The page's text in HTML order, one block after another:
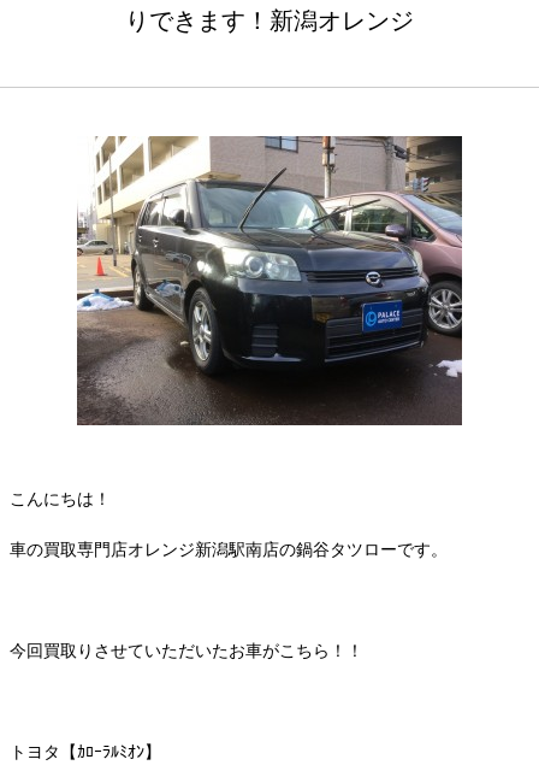
りできます！新潟オレンジ
こんにちは！
車の買取専門店オレンジ新潟駅南店の鍋谷タツローです。
今回買取りさせていただいたお車がこちら！！
トヨタ【ｶﾛｰﾗﾙﾐｵﾝ】